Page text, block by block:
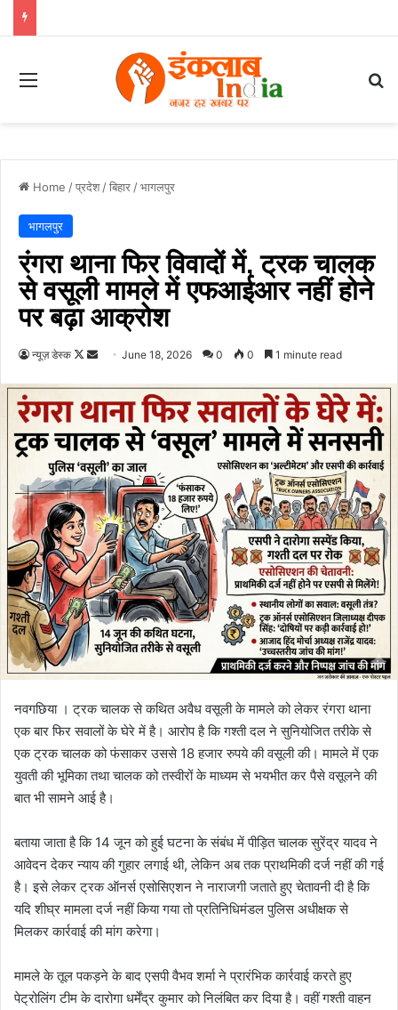
Menu
Home /प्रदेश /बिहार /भागलपुर
भागलपुर
रंगरा थाना फिर विवादों में, ट्रक चालक
से वसूली मामले में एफआईआर नहीं होने
पर बढ़ा आक्रोश
न्यूज़ डेस्क
Follow
Send June 18, 2026 0 0 1 minute read
नवगछिया । ट्रक चालक से कथित अवैध वसूली के मामले को लेकर रंगरा थाना
एक बार फिर सवालों के घेरे में है। आरोप है कि गश्ती दल ने सुनियोजित तरीके से
एक ट्रक चालक को फंसाकर उससे 18 हजार रुपये की वसूली की। मामले में एक
युवती की भूमिका तथा चालक को तस्वीरों के माध्यम से भयभीत कर पैसे वसूलने की
बात भी सामने आई है।
बताया जाता है कि 14 जून को हुई घटना के संबंध में पीड़ित चालक सुरेंद्र यादव ने
आवेदन देकर न्याय की गुहार लगाई थी, लेकिन अब तक प्राथमिकी दर्ज नहीं की गई
है। इसे लेकर ट्रक ऑनर्स एसोसिएशन ने नाराजगी जताते हुए चेतावनी दी है कि
यदि शीघ्र मामला दर्ज नहीं किया गया तो प्रतिनिधिमंडल पुलिस अधीक्षक से
मिलकर कार्रवाई की मांग करेगा।
मामले के तूल पकड़ने के बाद एसपी वैभव शर्मा ने प्रारंभिक कार्रवाई करते हुए
पेट्रोलिंग टीम के दारोगा धर्मेंद्र कुमार को निलंबित कर दिया है। वहीं गश्ती वाहन